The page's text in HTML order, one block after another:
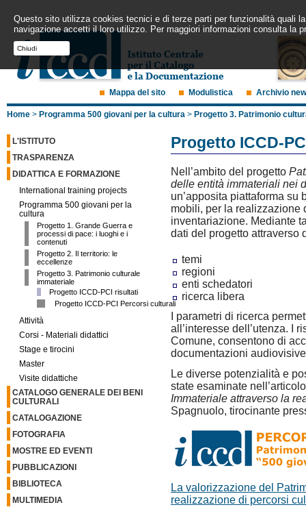
Questo sito utilizza cookies tecnici e di terze parti per funzionalità quali
navigazione accetti il loro utilizzo. Per maggiori informazioni consulta la
Chiudi
Mappa del sito Modulistica Archivio
Home > Programma 500 giovani per la cultura > Progetto 3. Patrimonio
L'ISTITUTO
TRASPARENZA
DIDATTICA E FORMAZIONE
International training projects
Programma 500 giovani per la
cultura
Progetto 1. Grande Guerra e
processi di pace: i luoghi e i
contenuti
Progetto 2. Il territorio: le
eccellenze
Progetto 3. Patrimonio culturale
immateriale
Progetto ICCD-PCI risultati
Progetto ICCD-PCI Percorsi culturali
Attività
Corsi - Materiali didattici
Stage e tirocini
Master
Visite didattiche
CATALOGO GENERALE DEI BENI
CULTURALI
CATALOGAZIONE
FOTOGRAFIA
MOSTRE ED EVENTI
PUBBLICAZIONI
BIBLIOTECA
MULTIMEDIA
Progetto ICCD-
Nell’ambito del progetto
delle entità immateriali nei
un’apposita piattaforma
mobili, per la realizzazione
inventariazione. Mediante
dati del progetto attraverso
temi
regioni
enti schedatori
ricerca libera
I parametri di ricerca
all’interesse dell’utenza. I
Comune, consentono di
documentazioni
Le diverse potenzialità e
state esaminate
Immateriale attraverso la
Spagnuolo, tirocinante
La valorizzazione del
realizzazione di percorsi